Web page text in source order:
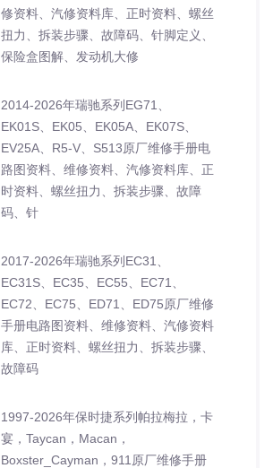
修资料、汽修资料库、正时资料、螺丝
扭力、拆装步骤、故障码、针脚定义、
保险盒图解、发动机大修
2014-2026年瑞驰系列EG71、
EK01S、EK05、EK05A、EK07S、
EV25A、R5-V、S513原厂维修手册电
路图资料、维修资料、汽修资料库、正
时资料、螺丝扭力、拆装步骤、故障
码、针
2017-2026年瑞驰系列EC31、
EC31S、EC35、EC55、EC71、
EC72、EC75、ED71、ED75原厂维修
手册电路图资料、维修资料、汽修资料
库、正时资料、螺丝扭力、拆装步骤、
故障码
1997-2026年保时捷系列帕拉梅拉，卡
宴，Taycan，Macan，
Boxster_Cayman，911原厂维修手册